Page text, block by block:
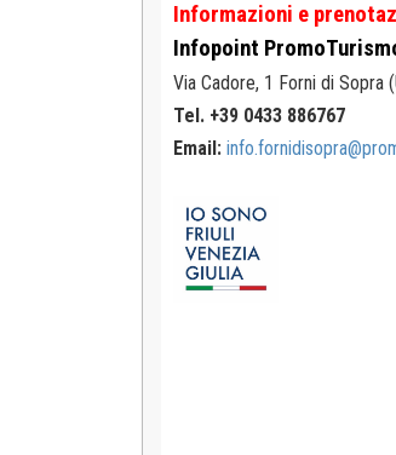
Informazioni e
Infopoint
Via Cadore, 1 Forni di Sopra
Tel. +39 0433 886767
Email: